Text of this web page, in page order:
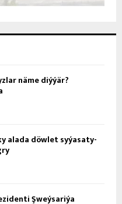
näme diýýär?
ala­da döw­let sy­ýa­sa­ty­
Şweýsariýa